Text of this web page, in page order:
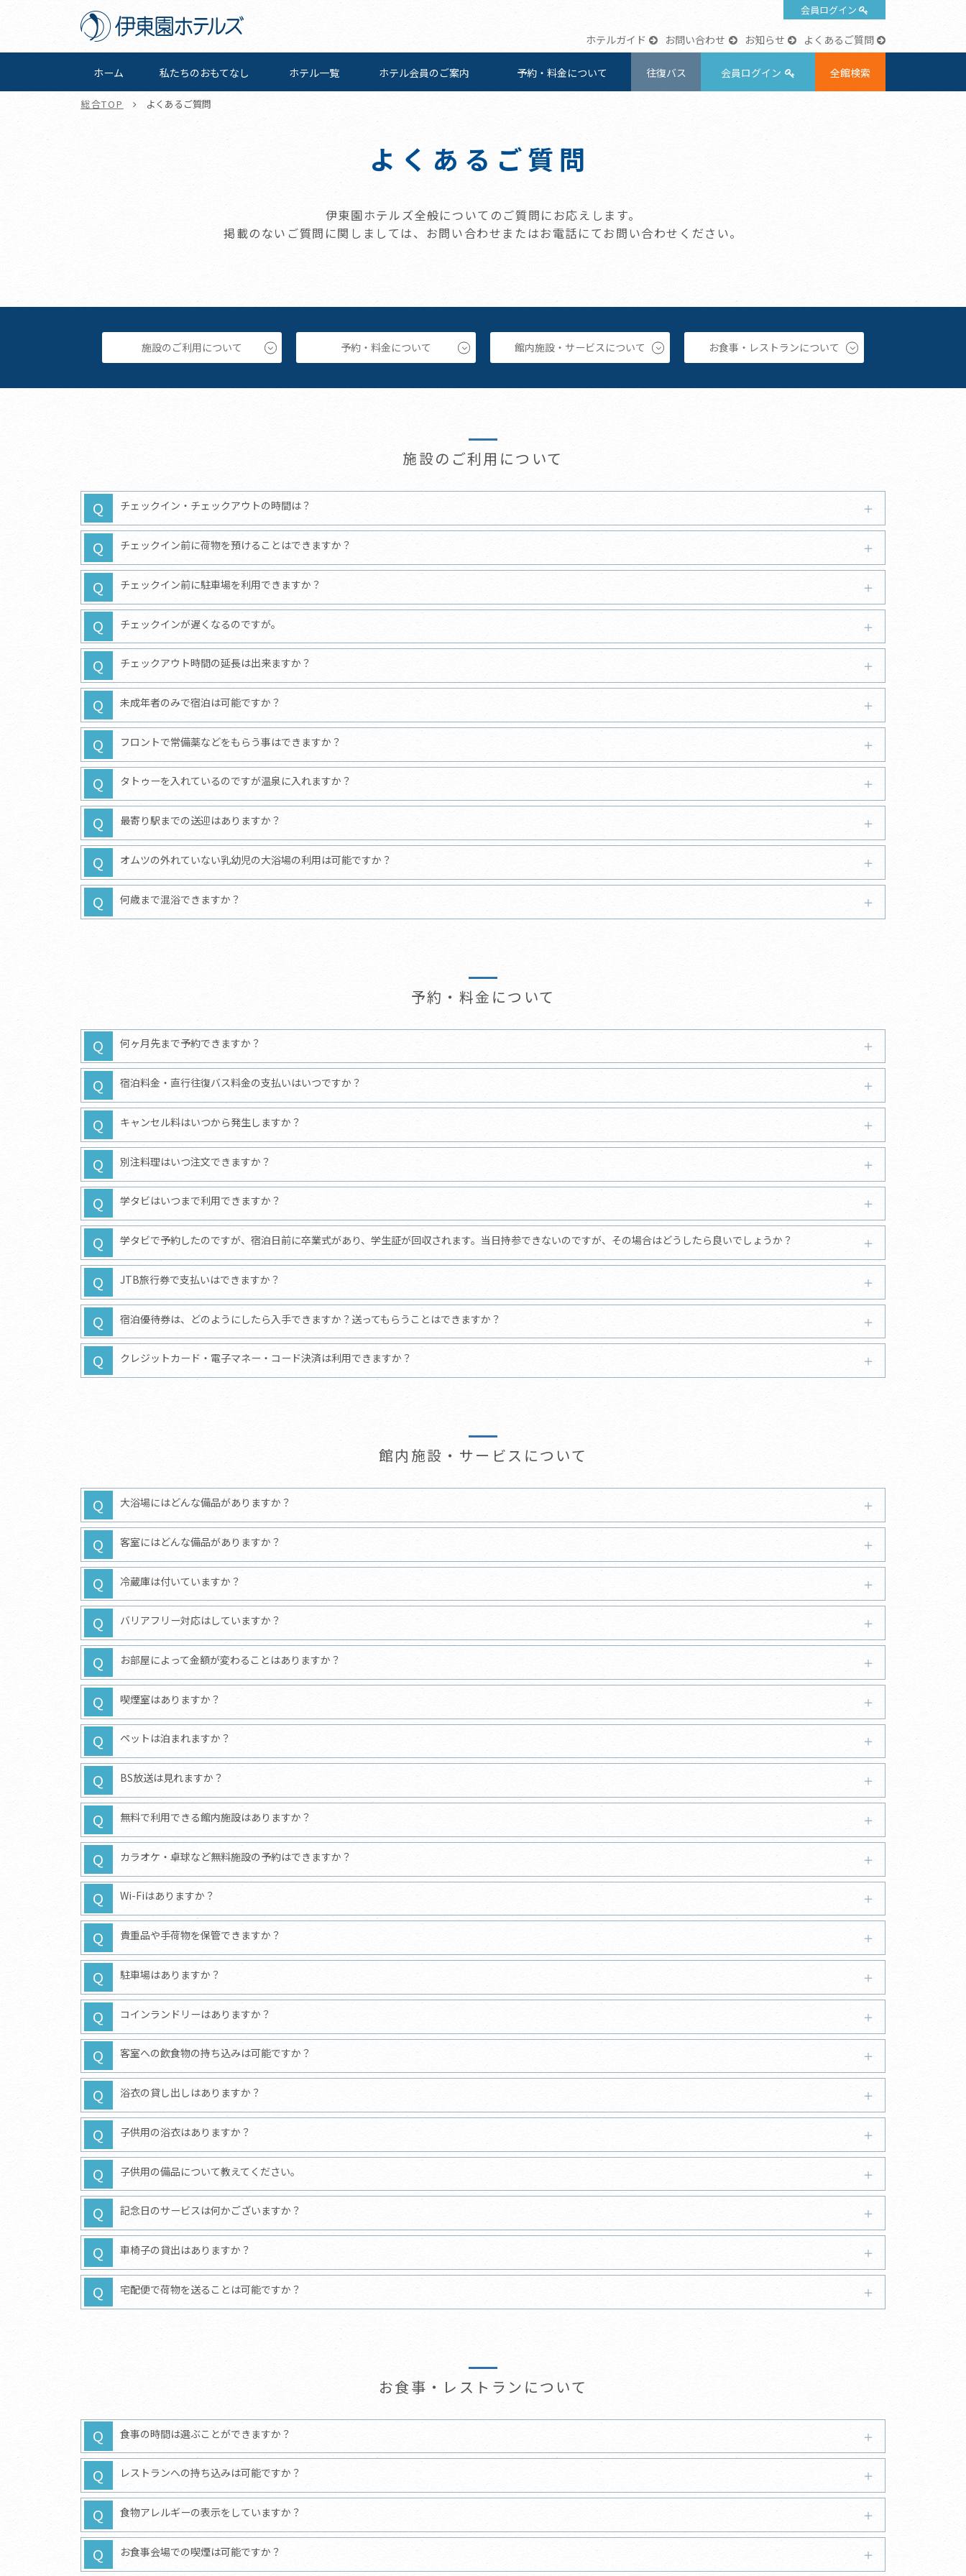
会員ログイン
ホーム 私たちのおもてなし ホテル一覧 ホテル会員のご案内 予約・料金について 往復バス 会員ログイン 全館検索
ホテルガイド お問い合わせ お知らせ よくあるご質問
総合TOP よくあるご質問
よくあるご質問
伊東園ホテルズ全般についてのご質問にお応えします。
掲載のないご質問に関しましては、お問い合わせまたはお電話にてお問い合わせください。
施設のご利用について 予約・料金について 館内施設・サービスについて お食事・レストランについて
施設のご利用について
チェックイン・チェックアウトの時間は？
チェックイン前に荷物を預けることはできますか？
チェックイン前に駐車場を利用できますか？
チェックインが遅くなるのですが。
チェックアウト時間の延長は出来ますか？
未成年者のみで宿泊は可能ですか？
フロントで常備薬などをもらう事はできますか？
タトゥーを入れているのですが温泉に入れますか？
最寄り駅までの送迎はありますか？
オムツの外れていない乳幼児の大浴場の利用は可能ですか？
何歳まで混浴できますか？
予約・料金について
何ヶ月先まで予約できますか？
宿泊料金・直行往復バス料金の支払いはいつですか？
キャンセル料はいつから発生しますか？
別注料理はいつ注文できますか？
学タビはいつまで利用できますか？
学タビで予約したのですが、宿泊日前に卒業式があり、学生証が回収されます。当日持参できないのですが、その場合はどうしたら良いでしょうか？
JTB旅行券で支払いはできますか？
宿泊優待券は、どのようにしたら入手できますか？送ってもらうことはできますか？
クレジットカード・電子マネー・コード決済は利用できますか？
館内施設・サービスについて
大浴場にはどんな備品がありますか？
客室にはどんな備品がありますか？
冷蔵庫は付いていますか？
バリアフリー対応はしていますか？
お部屋によって金額が変わることはありますか？
喫煙室はありますか？
ペットは泊まれますか？
BS放送は見れますか？
無料で利用できる館内施設はありますか？
カラオケ・卓球など無料施設の予約はできますか？
Wi-Fiはありますか？
貴重品や手荷物を保管できますか？
駐車場はありますか？
コインランドリーはありますか？
客室への飲食物の持ち込みは可能ですか？
浴衣の貸し出しはありますか？
子供用の浴衣はありますか？
子供用の備品について教えてください。
記念日のサービスは何かございますか？
車椅子の貸出はありますか？
宅配便で荷物を送ることは可能ですか？
お食事・レストランについて
食事の時間は選ぶことができますか？
レストランへの持ち込みは可能ですか？
食物アレルギーの表示をしていますか？
お食事会場での喫煙は可能ですか？